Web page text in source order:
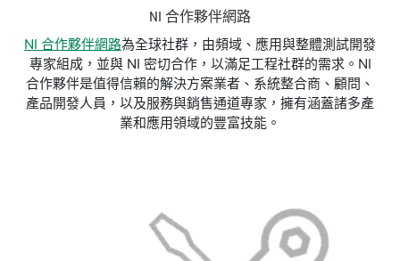
NI 合作夥伴網路
NI 合作夥伴網路為全球社群，由頻域、應用與整體測試開發
專家組成，並與 NI 密切合作，以滿足工程社群的需求。NI
合作夥伴是值得信賴的解決方案業者、系統整合商、顧問、
產品開發人員，以及服務與銷售通道專家，擁有涵蓋諸多產
業和應用領域的豐富技能。